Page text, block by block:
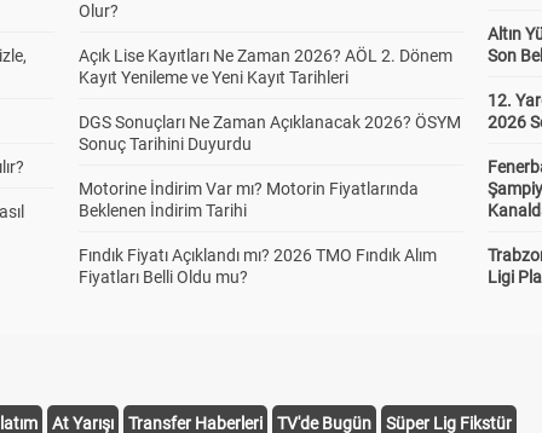
Olur?
Açık Lise Kayıtları Ne Zaman 2026? AÖL 2. Dönem
Kayıt Yenileme ve Yeni Kayıt Tarihleri
DGS Sonuçları Ne Zaman Açıklanacak 2026? ÖSYM
Sonuç Tarihini Duyurdu
Motorine İndirim Var mı? Motorin Fiyatlarında
Beklenen İndirim Tarihi
Fındık Fiyatı Açıklandı mı? 2026 TMO Fındık Alım
Fiyatları Belli Oldu mu?
Altın
Son
12.
2026
Ligi
At Yarışı Transfer Haberleri TV'de Bugün Süper Lig Fikstür